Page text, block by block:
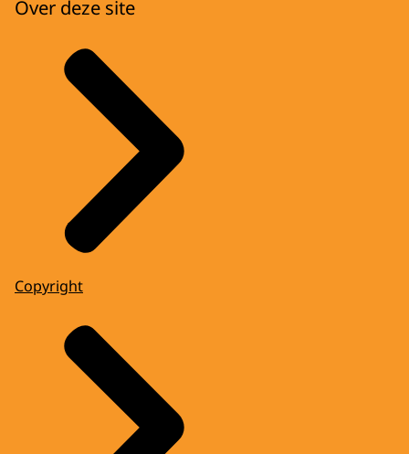
Over deze site
Copyright